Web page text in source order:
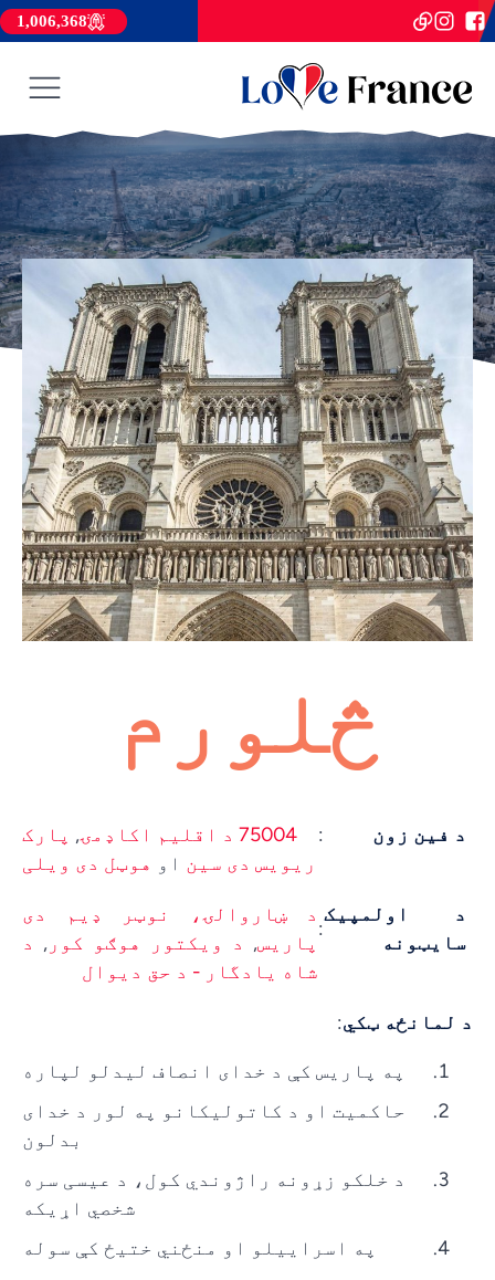
1,006,368
څلورم
د فین زون : 75004 د اقلیم اکاډمۍ , پارک
ریویس دی سین او هوټل دی ویلی
د اولمپیک
سایټونه
:
د ښاروالۍ،
نوټر ډیم دی
پاریس, د ویکتور هوګو کور , د
شاه یادگار - د حق دیوال
د لمانځه ټکي:
په پاریس کې د خدای انصاف لیدلو لپاره
حاکمیت او د کاتولیکانو په لور د خدای
بدلون
د خلکو زړونه راژوندي کول، د عیسی سره
شخصي اړیکه
په اسراییلو او منځني ختیځ کې سوله